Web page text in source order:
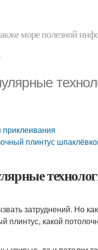
море полезной
приклеивания
плинтус
затруднений. Но
плинтус, какой